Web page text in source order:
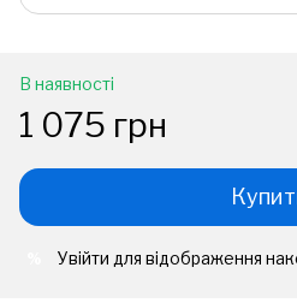
В наявності
1 075 грн
Увійти для відображення